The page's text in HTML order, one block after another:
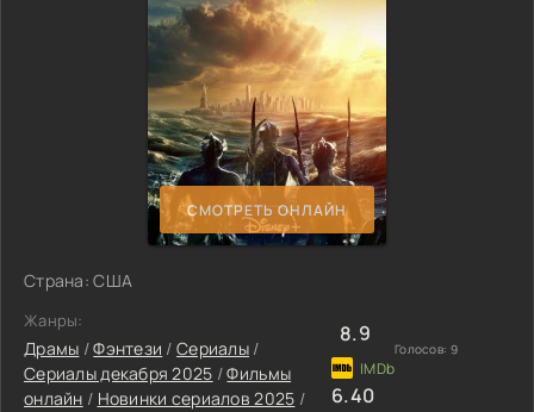
СМОТРЕТЬ ОНЛАЙН
Страна: США
Жанры:
Драмы /Фэнтези /Сериалы /
Сериалы декабря 2025 /Фильмы
онлайн / Новинки сериалов 2025 /
8.9
Голосов: 9
6.40